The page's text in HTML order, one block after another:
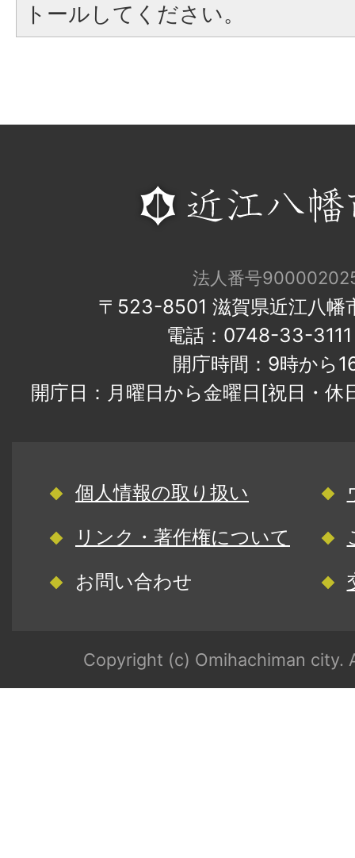
トールしてください。
法人番号
〒523-8501 滋賀県近江八幡
電話：0748-33-
開庁時間：9時から
開庁日：月曜日から金曜日[祝日・
個人情報の取り扱い
リンク・著作権について
お問い合わせ
Copyright (c) Omihachiman city.